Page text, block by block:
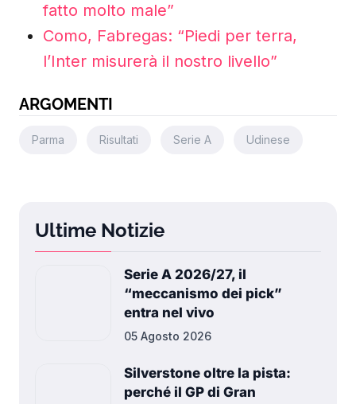
fatto molto male”
Como, Fabregas: “Piedi per terra,
l’Inter misurerà il nostro livello”
ARGOMENTI
Parma Risultati Serie A Udinese
Ultime Notizie
Serie A 2026/27, il
“meccanismo dei pick”
entra nel vivo
05 Agosto 2026
Silverstone oltre la pista:
perché il GP di Gran